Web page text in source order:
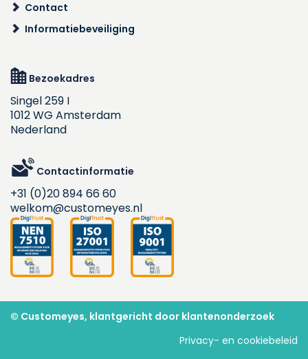
Contact
Informatiebeveiliging
Bezoekadres
Singel 259 I
1012 WG Amsterdam
Nederland
Contactinformatie
+31 (0)20 894 66 60
welkom@customeyes.nl
© Customeyes, klantgericht door klantenonderzoek
Privacy- en cookiebeleid